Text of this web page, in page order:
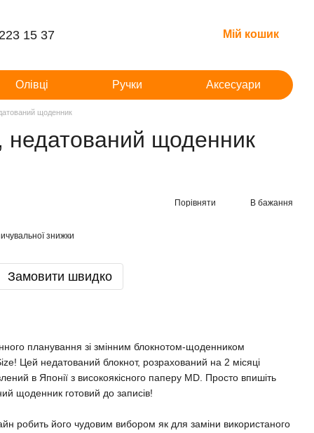
15 37 Мій кошик
Олівці Ручки Аксесуари
щоденник
недатований щоденник
Порівняти В бажання
знижки
Замовити швидко
планування зі змінним блокнотом-щоденником
Цей недатований блокнот, розрахований на 2 місяці
в Японії з високоякісного паперу MD. Просто впишіть
щоденник готовий до записів!
робить його чудовим вибором як для заміни використаного